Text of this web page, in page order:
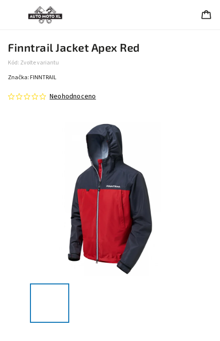
Finntrail Jacket Apex Red
Kód: Zvolte variantu
Neohodnoceno
Značka: FINNTRAIL